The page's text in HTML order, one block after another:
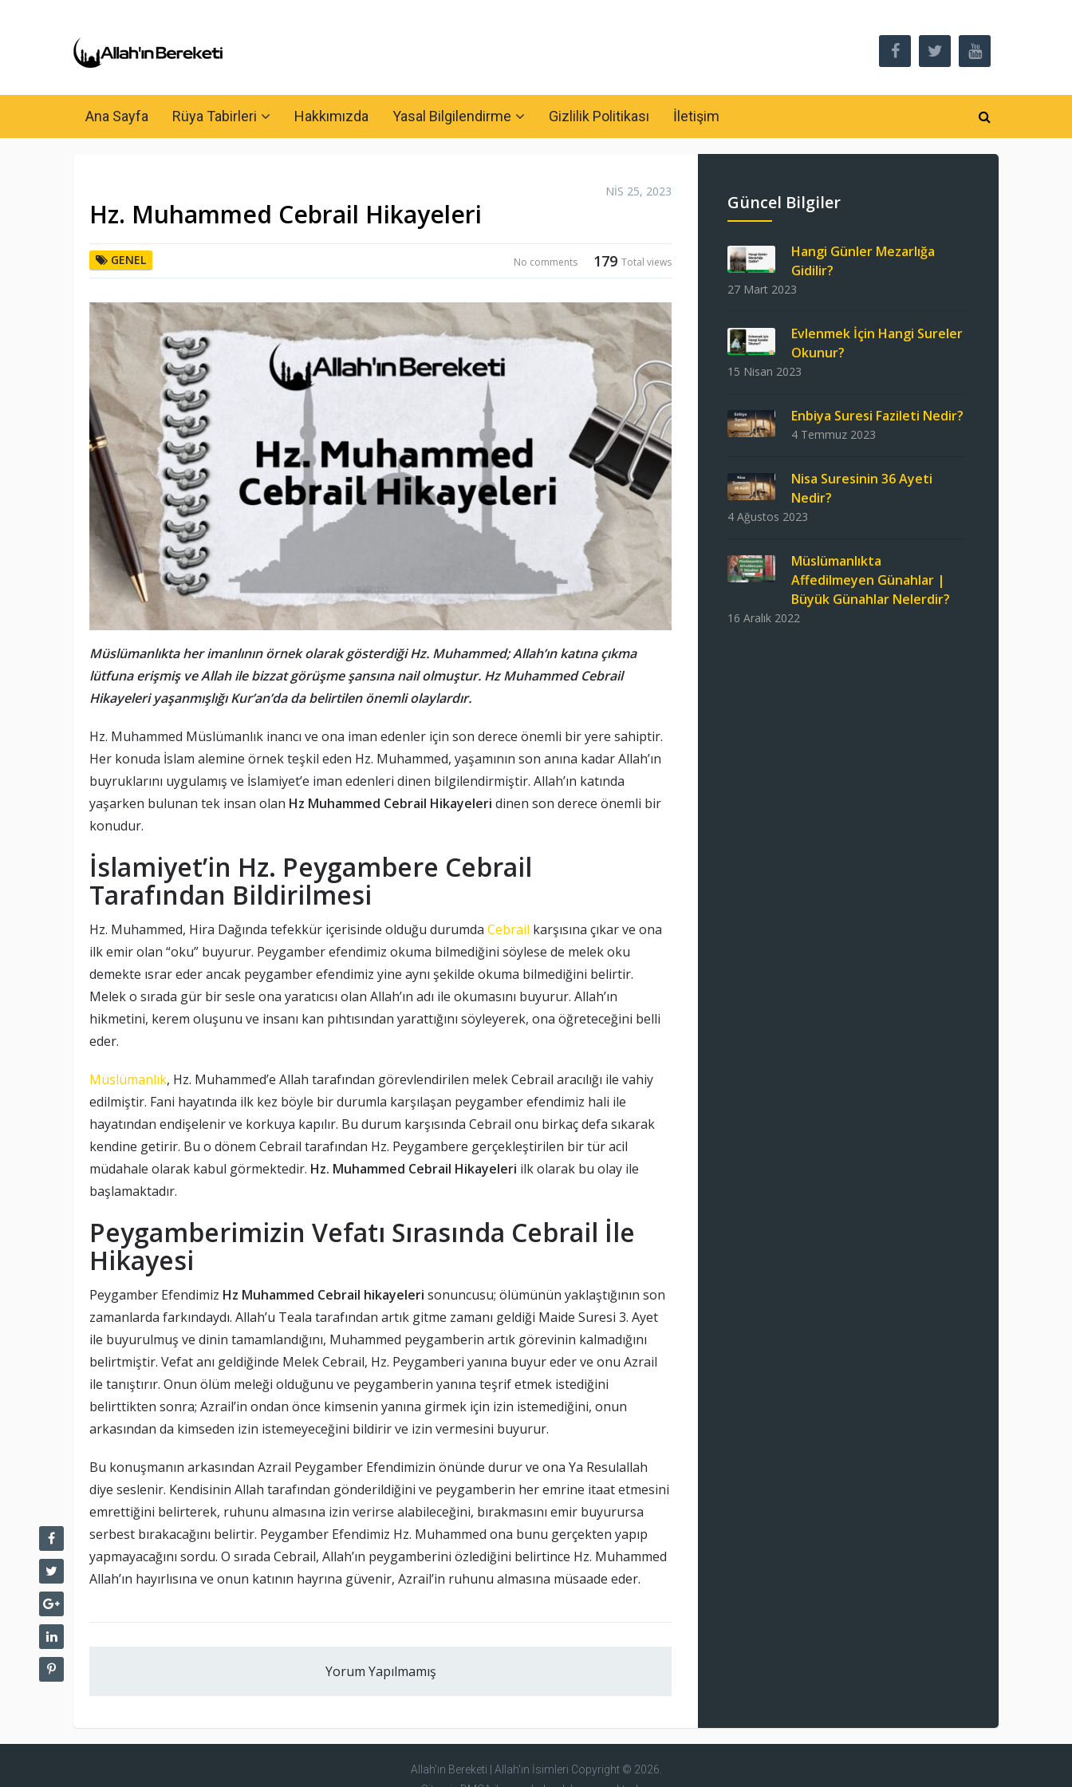
Ana Sayfa Rüya Tabirleri Hakkımızda Yasal Bilgilendirme Gizlilik Politikası İletişim
NIS 25, 2023
Hz. Muhammed Cebrail Hikayeleri
GENEL 179 Total views
No comments
Müslümanlıkta her imanlının örnek olarak gösterdiği Hz. Muhammed; Allah’ın katına çıkma
lütfuna erişmiş ve Allah ile bizzat görüşme şansına nail olmuştur. Hz Muhammed Cebrail
Hikayeleri yaşanmışlığı Kur’an’da da belirtilen önemli olaylardır.
Hz. Muhammed Müslümanlık inancı ve ona iman edenler için son derece önemli bir yere sahiptir.
Her konuda İslam alemine örnek teşkil eden Hz. Muhammed, yaşamının son anına kadar Allah’ın
buyruklarını uygulamış ve İslamiyet’e iman edenleri dinen bilgilendirmiştir. Allah’ın katında
yaşarken bulunan tek insan olan Hz Muhammed Cebrail Hikayeleri dinen son derece önemli bir
konudur.
İslamiyet’in Hz. Peygambere Cebrail
Tarafından Bildirilmesi
Hz. Muhammed, Hira Dağında tefekkür içerisinde olduğu durumda Cebrail karşısına çıkar ve ona
ilk emir olan “oku” buyurur. Peygamber efendimiz okuma bilmediğini söylese de melek oku
demekte ısrar eder ancak peygamber efendimiz yine aynı şekilde okuma bilmediğini belirtir.
Melek o sırada gür bir sesle ona yaratıcısı olan Allah’ın adı ile okumasını buyurur. Allah’ın
hikmetini, kerem oluşunu ve insanı kan pıhtısından yarattığını söyleyerek, ona öğreteceğini belli
eder.
Müslümanlık, Hz. Muhammed’e Allah tarafından görevlendirilen melek Cebrail aracılığı ile vahiy
edilmiştir. Fani hayatında ilk kez böyle bir durumla karşılaşan peygamber efendimiz hali ile
hayatından endişelenir ve korkuya kapılır. Bu durum karşısında Cebrail onu birkaç defa sıkarak
kendine getirir. Bu o dönem Cebrail tarafından Hz. Peygambere gerçekleştirilen bir tür acil
müdahale olarak kabul görmektedir. Hz. Muhammed Cebrail Hikayeleri ilk olarak bu olay ile
başlamaktadır.
Peygamberimizin Vefatı Sırasında Cebrail İle
Hikayesi
Peygamber Efendimiz Hz Muhammed Cebrail hikayeleri sonuncusu; ölümünün yaklaştığının son
zamanlarda farkındaydı. Allah’u Teala tarafından artık gitme zamanı geldiği Maide Suresi 3. Ayet
ile buyurulmuş ve dinin tamamlandığını, Muhammed peygamberin artık görevinin kalmadığını
belirtmiştir. Vefat anı geldiğinde Melek Cebrail, Hz. Peygamberi yanına buyur eder ve onu Azrail
ile tanıştırır. Onun ölüm meleği olduğunu ve peygamberin yanına teşrif etmek istediğini
belirttikten sonra; Azrail’in ondan önce kimsenin yanına girmek için izin istemediğini, onun
arkasından da kimseden izin istemeyeceğini bildirir ve izin vermesini buyurur.
Bu konuşmanın arkasından Azrail Peygamber Efendimizin önünde durur ve ona Ya Resulallah
diye seslenir. Kendisinin Allah tarafından gönderildiğini ve peygamberin her emrine itaat etmesini
emrettiğini belirterek, ruhunu almasına izin verirse alabileceğini, bırakmasını emir buyurursa
serbest bırakacağını belirtir. Peygamber Efendimiz Hz. Muhammed ona bunu gerçekten yapıp
yapmayacağını sordu. O sırada Cebrail, Allah’ın peygamberini özlediğini belirtince Hz. Muhammed
Allah’ın hayırlısına ve onun katının hayrına güvenir, Azrail’in ruhunu almasına müsaade eder.
Yorum Yapılmamış
Güncel Bilgiler
Hangi Günler Mezarlığa
Gidilir?
27 Mart 2023
Evlenmek İçin Hangi Sureler
Okunur?
15 Nisan 2023
Enbiya Suresi Fazileti Nedir?
4 Temmuz 2023
Nisa Suresinin 36 Ayeti
Nedir?
4 Ağustos 2023
Müslümanlıkta
Affedilmeyen Günahlar |
Büyük Günahlar Nelerdir?
16 Aralık 2022
Allah'ın Bereketi | Allah'ın İsimleri Copyright © 2026.